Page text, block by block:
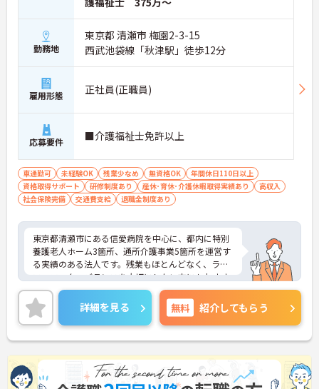
勤務地
東京都 清瀬市 梅園2-3-15
西武池袋線「秋津駅」徒歩12分
雇用形態 正社員(正職員)
応募要件 ■介護福祉士免許以上
車通勤可 未経験OK 残業少なめ 無資格OK
年間休日110日以上
資格取得サポート
研修制度あり 産休･育休･介護休暇取得実績あり
高収入
社会保険完備
交通費支給 退職金制度あり
東京都清瀬市にある信愛病院を中心に、都内に特別
養護老人ホーム3箇所、通所介護事業5箇所を運営す
る実績のある法人です。残業もほとんどなく、ライ
フ・ワーク・バランスを大切にしたい方にもおすす
めです。資格があるけれど未経験、またはブランク
のある方も充実にOJTで安心して勤務できます。
年間休日110日以上で、お休みもしっかり取れる環
境です。
また、マイカー通勤可能のため、通勤もらくらくで
す。
ご興味のある方は面接対策ポイントなどお話致しま
すのでお気軽にお問い合わせください。
詳細を見る 無料 紹介してもらう